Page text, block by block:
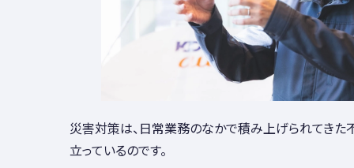
災害対策は、日常業務のなかで積み上げられてきた
立っているのです。